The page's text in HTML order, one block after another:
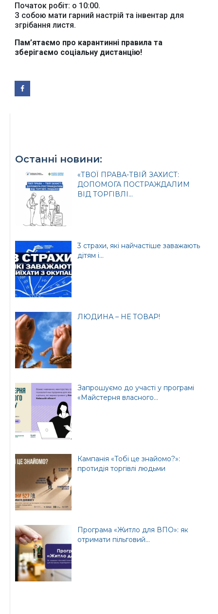
Початок робіт: о 10:00.
З собою мати гарний настрій та інвентар для
згрібання листя.
Пам’ятаємо про карантинні правила та
зберігаємо соціальну дистанцію!
Останні новини:
«ТВОЇ ПРАВА-ТВІЙ ЗАХИСТ:
ДОПОМОГА ПОСТРАЖДАЛИМ
ВІД ТОРГІВЛІ...
3 страхи, які найчастіше заважають
дітям і...
ЛЮДИНА – НЕ ТОВАР!
Запрошуємо до участі у програмі
«Майстерня власного...
Кампанія «Тобі це знайомо?»:
протидія торгівлі людьми
Програма «Житло для ВПО»: як
отримати пільговий...
Урядовий портал